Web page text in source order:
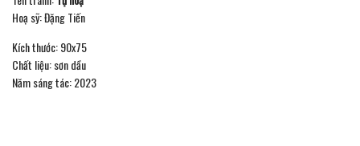
Hoạ sỹ: Đặng Tiến
Kích thước: 90x75
Chất liệu: sơn dầu
Năm sáng tác: 2023